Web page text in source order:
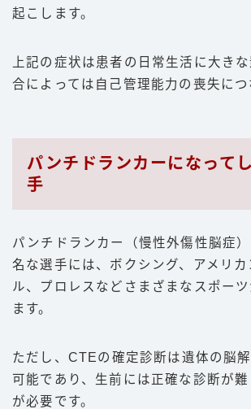
起こします。
上記の症状は患者の日常生活に大き
合によっては自己管理能力の喪失につ
パンチドランカーになって
手
パンチドランカー（慢性外傷性脳症
名な選手には、ボクシング、アメリカ
ル、プロレスなどさまざまなスポー
ます。
ただし、CTEの確定診断は遺体の脳
可能であり、生前には正確な診断が
が必要です。